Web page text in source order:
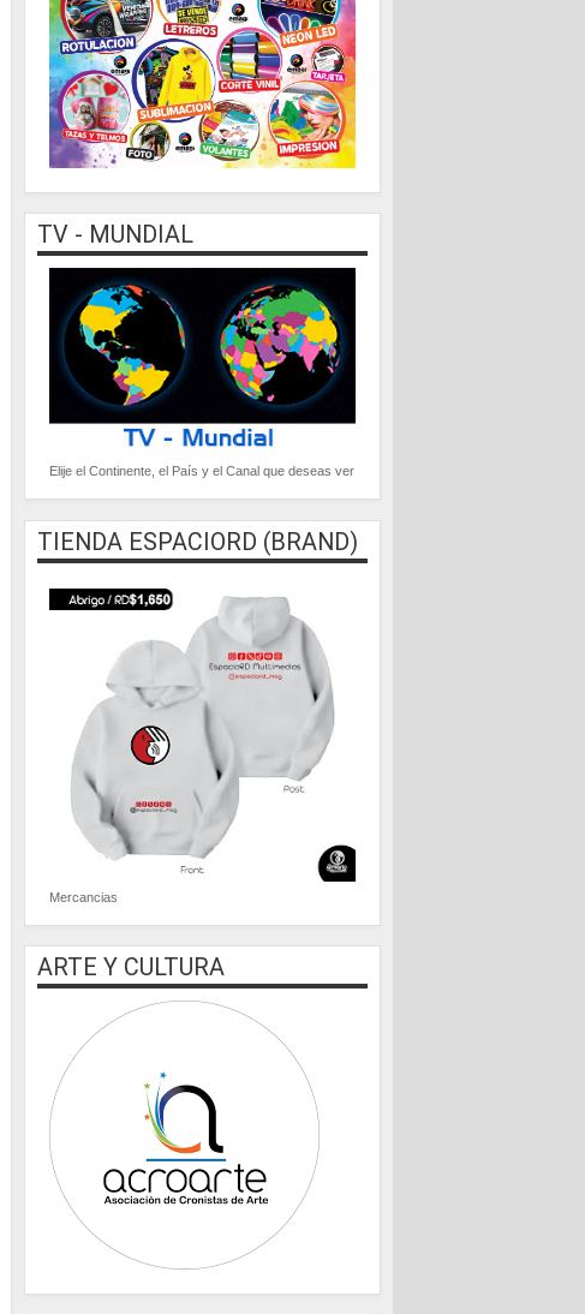
TV - MUNDIAL
Elije el Continente, el País y el Canal que deseas ver
TIENDA ESPACIORD (BRAND)
Mercancias
ARTE Y CULTURA